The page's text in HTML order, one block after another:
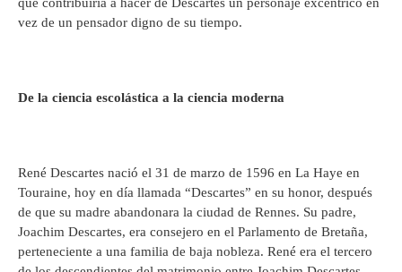
que contribuiría a hacer de Descartes un personaje excéntrico en
vez de un pensador digno de su tiempo.
De la ciencia escolástica a la ciencia moderna
René Descartes nació el 31 de marzo de 1596 en La Haye en
Touraine, hoy en día llamada “Descartes” en su honor, después
de que su madre abandonara la ciudad de Rennes. Su padre,
Joachim Descartes, era consejero en el Parlamento de Bretaña,
perteneciente a una familia de baja nobleza. René era el tercero